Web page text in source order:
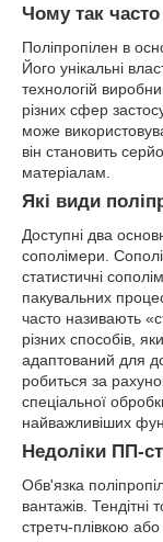
Чому так
Поліпропілен в
Його унікальні
технологій
різних сфер
може
він становить
матеріалам.
Які види
Доступні два
сополімери.
статистичні
пакувальних
часто називають
різних способів,
адаптований для
робиться за
спеціальної
найважливіших
Недоліки ПП-
Обв'язка
вантажів. Тендітні
стретч-плівкою